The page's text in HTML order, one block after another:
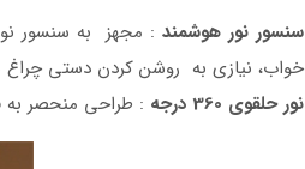
سنسور نور هوشمند
خواب، نیازی به روشن کردن دستی چراغ
نور حلقوی 360 درجه
: طراحی منحصر به